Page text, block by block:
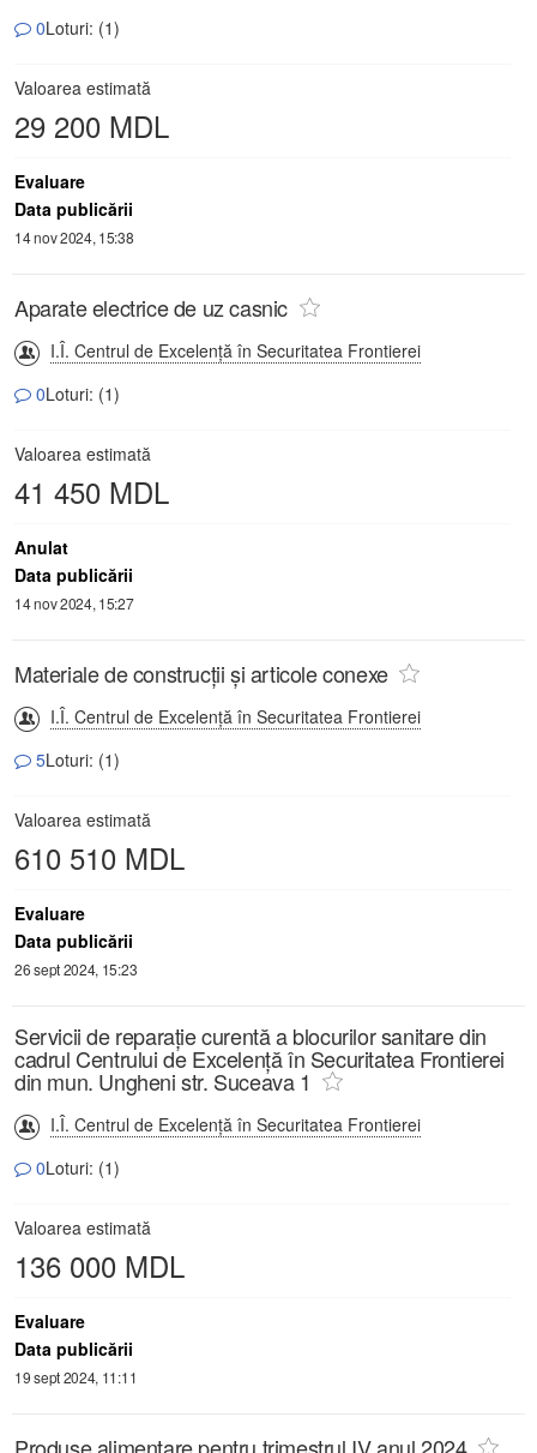
0Loturi: (1)
Valoarea estimată
29 200 MDL
Evaluare
Data publicării
14 nov 2024, 15:38
Aparate electrice de uz casnic
I.Î. Centrul de Excelență în Securitatea Frontierei
0Loturi: (1)
Valoarea estimată
41 450 MDL
Anulat
Data publicării
14 nov 2024, 15:27
Materiale de construcții și articole conexe
I.Î. Centrul de Excelență în Securitatea Frontierei
5Loturi: (1)
Valoarea estimată
610 510 MDL
Evaluare
Data publicării
26 sept 2024, 15:23
Servicii de reparație curentă a blocurilor sanitare din
cadrul Centrului de Excelență în Securitatea Frontierei
din mun. Ungheni str. Suceava 1
I.Î. Centrul de Excelență în Securitatea Frontierei
0Loturi: (1)
Valoarea estimată
136 000 MDL
Evaluare
Data publicării
19 sept 2024, 11:11